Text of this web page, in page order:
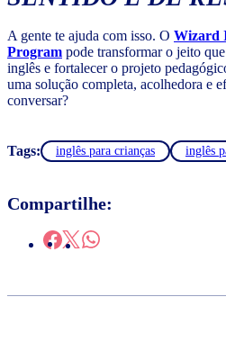
A gente te ajuda com isso. O Wizard
Program pode transformar o jeito
inglês e fortalecer o projeto
uma solução completa, acolhedora e
conversar?
Tags: inglês para crianças inglês
Compartilhe: